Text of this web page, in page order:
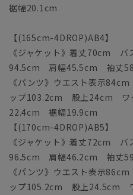
裾幅20.1cm
【(165cm-4DROP)AB4】
《ジャケット》着丈70cm
94.5cm 肩幅45.5cm 袖丈
《パンツ》ウエスト表示
ップ103.2cm 股上24cm ワ
22.4cm 裾幅19.9cm
【(170cm-4DROP)AB5】
《ジャケット》着丈72cm
96.5cm 肩幅46.2cm 袖丈
《パンツ》ウエスト表示
ップ105.2cm 股上24.5cm